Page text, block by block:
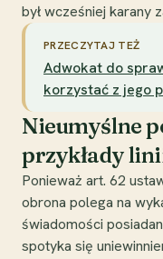
był wcześniej karany
PRZECZYTAJ TEŻ
Adwokat do
korzystać z jego
Nieumyślne
przykłady
Ponieważ art. 62
obrona polega na
świadomości
spotyka się